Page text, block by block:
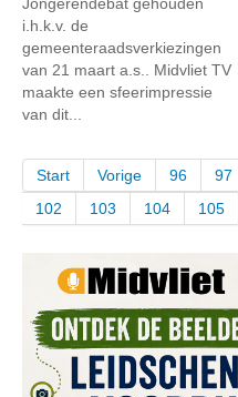
i.h.k.v. de
gemeenteraadsverkiezingen
van 21 maart a.s.. Midvliet TV
maakte een sfeerimpressie
van dit...
Start Vorige 96 97
102
103 104 105